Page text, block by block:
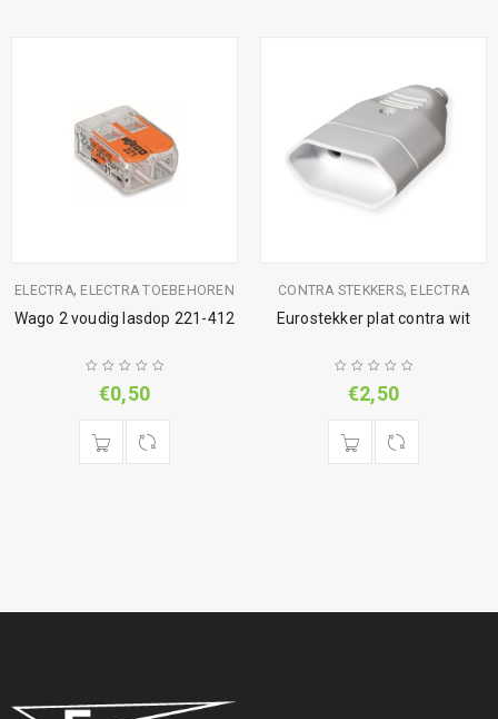
ELECTRA, ELECTRA TOEBEHOREN
Wago 2 voudig lasdop 221-412
€0,50
CONTRA STEKKERS, ELECTRA
Eurostekker plat contra wit
€2,50